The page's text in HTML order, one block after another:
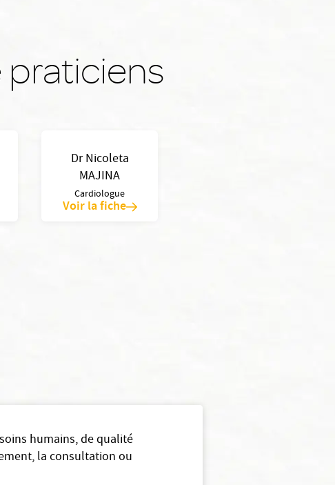
Dr Nicoleta
MAJINA
Cardiologue
Voir la fiche
humains, de qualité
la consultation ou